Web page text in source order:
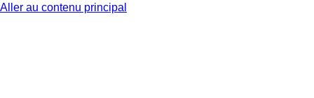
Aller au contenu principal